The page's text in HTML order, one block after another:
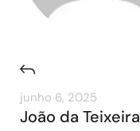
junho 6, 2025
João da Teixeira